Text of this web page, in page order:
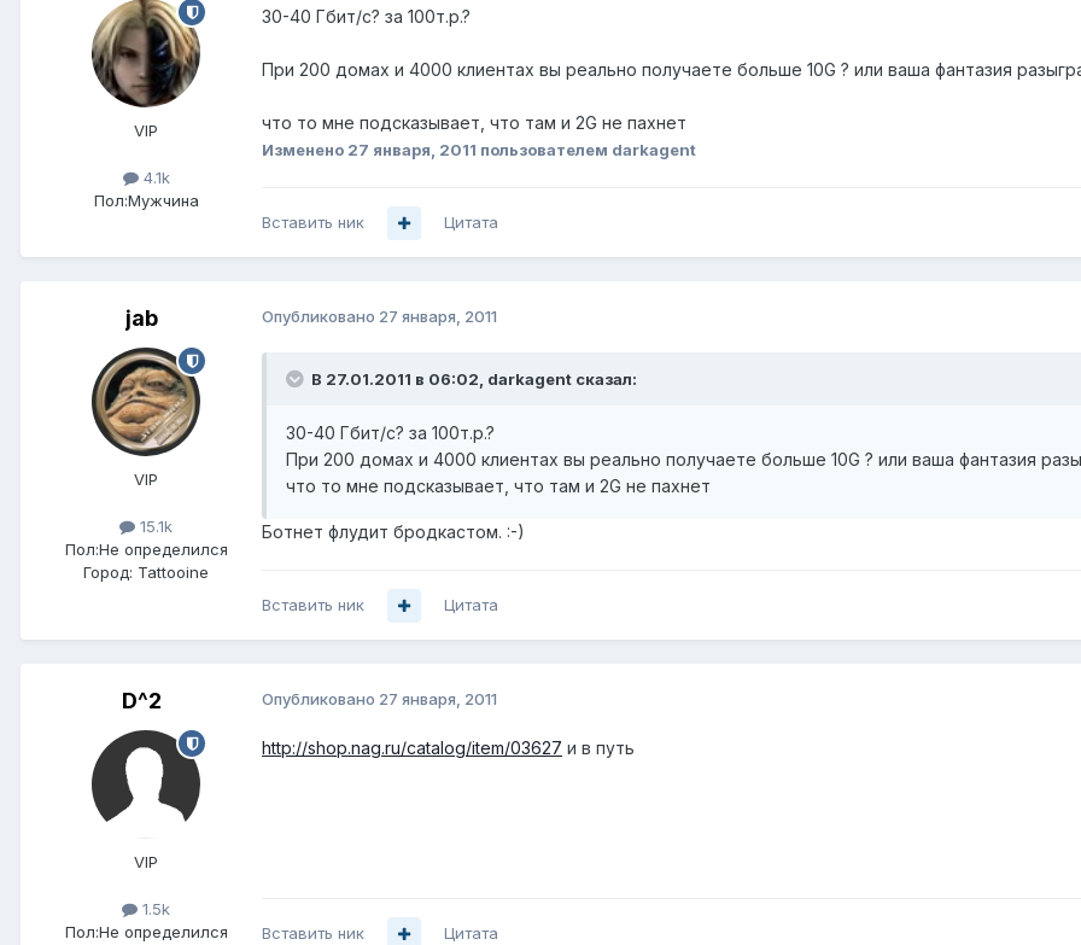
VIP
4.1k
Пол:Мужчина
30-40 Гбит/с? за 100т.р.?
При 200 домах и 4000 клиентах вы реально получаете больше 10G ? или ваша фантазия
что то мне подсказывает, что там и 2G не пахнет
Изменено 27 января, 2011 пользователем darkagent
Вставить ник Цитата
jab
VIP
15.1k
Пол:Не определился
Город: Tattooine
Опубликовано 27 января, 2011
В 27.01.2011 в 06:02, darkagent сказал:
30-40 Гбит/с? за 100т.р.?
При 200 домах и 4000 клиентах вы реально получаете больше 10G ? или ваша фантазия
что то мне подсказывает, что там и 2G не пахнет
Ботнет флудит бродкастом. :-)
Вставить ник Цитата
D^2
VIP
1.5k
Пол:Не определился
Опубликовано 27 января, 2011
http://shop.nag.ru/catalog/item/03627 и в путь
Вставить ник Цитата